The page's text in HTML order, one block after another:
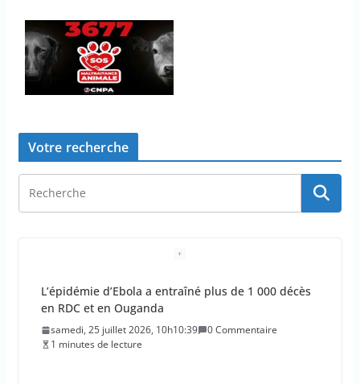
Votre recherche
L’épidémie d’Ebola a entraîné plus de 1 000 décès
samedi, 25 juillet 2026, 10h10:39
0 Commentaire
1 minutes de lecture
La justice dit non à la chasse “illimitée” aux